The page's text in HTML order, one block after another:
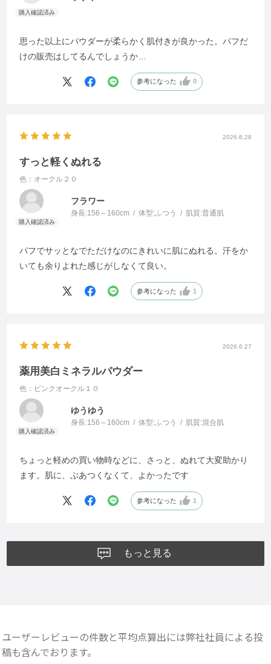
思った以上にパウダーが柔らかく肌付きが良かった。パフだ
けの販売はしてるんでしょうか…
参考になった 0
2026.6.28
すっと軽くぬれる
色：オークル２０
フラワー
身長:156～160cm 体型:ふつう 肌質:普通肌
パフでサッとなでただけなのにきれいに肌にぬれる。汗をか
いても余りよれた感じがしなくて良い。
参考になった 1
2026.6.27
薬用美白ミネラルパウダー
色：ピンクオークル１０
ゆうゆう
身長:156～160cm 体型:ふつう 肌質:混合肌
ちょっと軽めの買い物時などに、さっと、ぬれて大変助かり
ます。肌に、ぶあつくなくて、よかったです
参考になった 1
もっと見る
ユーザーレビューの件数と平均点算出には弊社社員による投
稿も含んでおります。